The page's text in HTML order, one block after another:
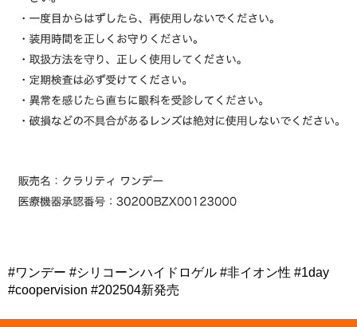
#ワンデー #シリコーンハイドロゲル #非イオン性 #1day
#coopervision #202504新発売